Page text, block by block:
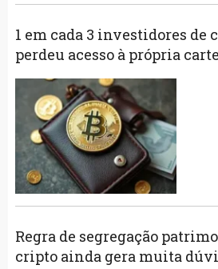
1 em cada 3 investidores de
perdeu acesso à própria
Regra de segregação
cripto ainda gera muita